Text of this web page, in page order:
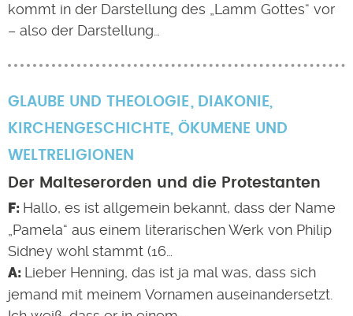
kommt in der Darstellung des „Lamm Gottes“ vor
– also der Darstellung…
GLAUBE UND THEOLOGIE DIAKONIE,
KIRCHENGESCHICHTE, ÖKUMENE UND
WELTRELIGIONEN
Der Malteserorden und die Protestanten
Hallo, es ist allgemein bekannt, dass der Name
„Pamela“ aus einem literarischen Werk von Philip
Sidney wohl stammt (16…
Lieber Henning, das ist ja mal was, dass sich
jemand mit meinem Vornamen auseinandersetzt.